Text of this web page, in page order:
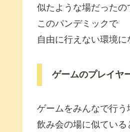
似たような場だったの
このパンデミックで
自由に行えない環境に
ゲームのプレイヤ
ゲームをみんなで行う
飲み会の場に似てい